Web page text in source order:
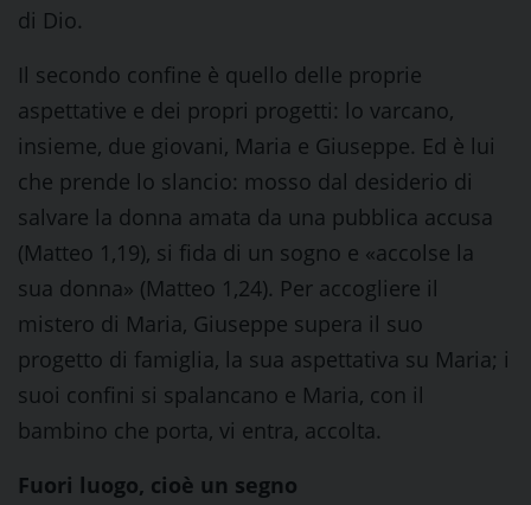
di Dio.
Il secondo confine è quello delle proprie
aspettative e dei propri progetti: lo varcano,
insieme, due giovani, Maria e Giuseppe. Ed è lui
che prende lo slancio: mosso dal desiderio di
salvare la donna amata da una pubblica accusa
(Matteo 1,19), si fida di un sogno e «accolse la
sua donna» (Matteo 1,24). Per accogliere il
mistero di Maria, Giuseppe supera il suo
progetto di famiglia, la sua aspettativa su Maria; i
suoi confini si spalancano e Maria, con il
bambino che porta, vi entra, accolta.
Fuori luogo, cioè un segno